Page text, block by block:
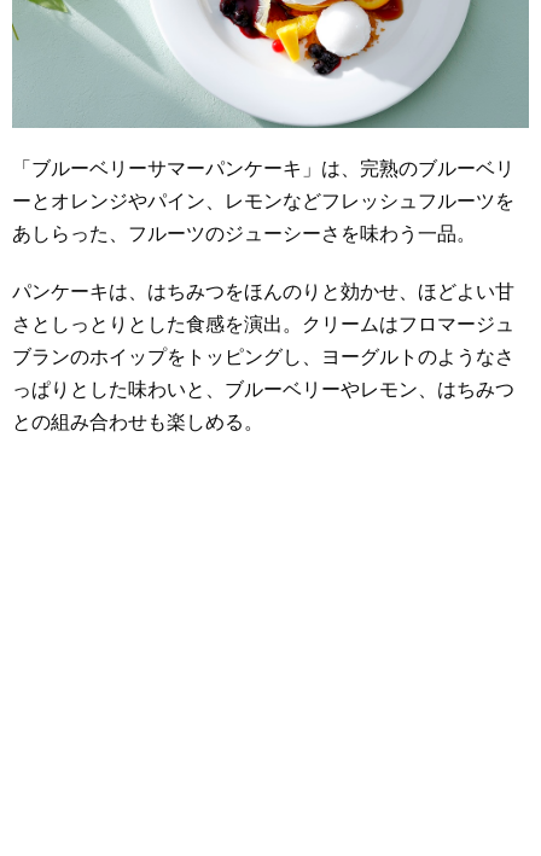
「ブルーベリーサマーパンケーキ」は、完熟のブルーベリ
ーとオレンジやパイン、レモンなどフレッシュフルーツを
あしらった、フルーツのジューシーさを味わう一品。
パンケーキは、はちみつをほんのりと効かせ、ほどよい甘
さとしっとりとした食感を演出。クリームはフロマージュ
ブランのホイップをトッピングし、ヨーグルトのようなさ
っぱりとした味わいと、ブルーベリーやレモン、はちみつ
との組み合わせも楽しめる。